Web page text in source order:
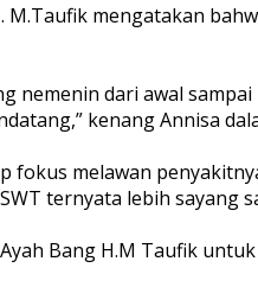
M.Taufik mengatakan
nemenin dari awal
kenang Annisa
fokus melawan
ternyata lebih sayang
Bang H.M Taufik